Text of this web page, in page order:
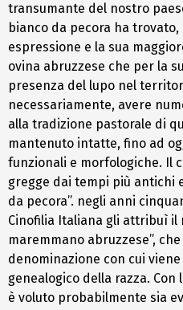
transumante del nostro
bianco da pecora ha
espressione e la sua
ovina abruzzese che per la
presenza del lupo nel
necessariamente, avere
alla tradizione pastorale di
mantenuto intatte, fino ad
funzionali e morfologiche. Il
gregge dai tempi più antichi
da pecora”. negli anni
Cinofilia Italiana gli attribuì il
maremmano abruzzese”,
denominazione con cui
genealogico della razza. Con
è voluto probabilmente sia